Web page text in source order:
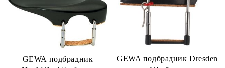
GEWA подбрадник
GEWA подбрадник Dresden